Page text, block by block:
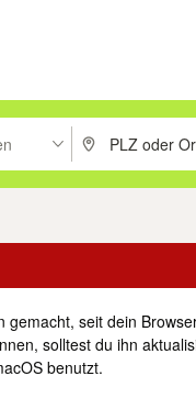
oder Vorschläge mit
PLZ oder Ort
gemacht, seit dein
solltest du ihn
benutzt.